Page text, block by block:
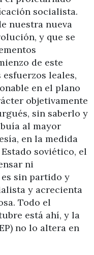
socialista.
nuestra nueva
y que se
de este
leales,
en el plano
objetivamente
sin saberlo y
al mayor
en la medida
soviético, el
ni
sin partido y
y acrecienta
Todo el
está ahí, y la
no lo altera en